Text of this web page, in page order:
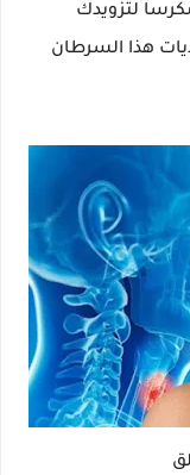
لتزويدك
هذا السرطان